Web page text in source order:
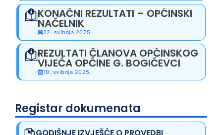
KONAČNI REZULTATI – OPĆINSKI
NAČELNIK
22. svibnja 2025.
REZULTATI ČLANOVA OPĆINSKOG
VIJEĆA OPĆINE G. BOGIĆEVCI
19. svibnja 2025.
Registar dokumenata